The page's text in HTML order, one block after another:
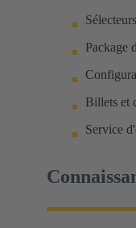
Package
Billets et
Service